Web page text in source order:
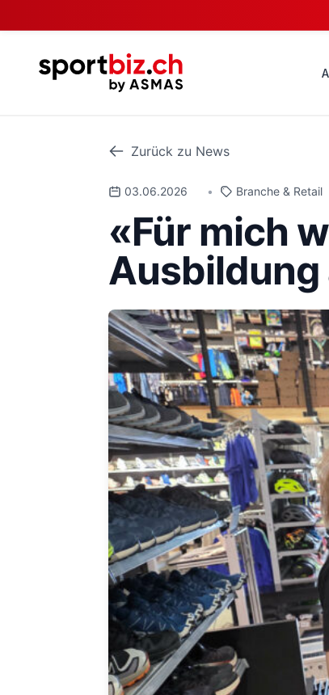
Zurück zu News
03.06.2026 • Branche & Retail
«Für mich